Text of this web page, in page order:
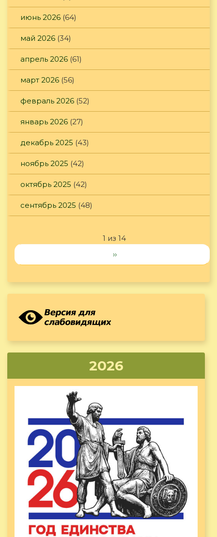
июнь 2026 (64)
май 2026 (34)
апрель 2026 (61)
март 2026 (56)
февраль 2026 (52)
январь 2026 (27)
декабрь 2025 (43)
ноябрь 2025 (42)
октябрь 2025 (42)
сентябрь 2025 (48)
1 из 14
››
2026